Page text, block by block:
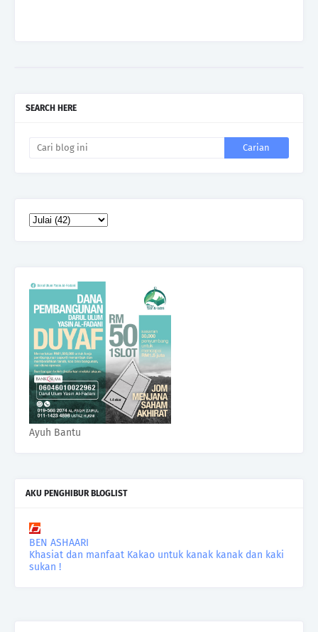
SEARCH HERE
Ayuh Bantu
AKU PENGHIBUR BLOGLIST
BEN ASHAARI
Khasiat dan manfaat Kakao untuk kanak kanak dan kaki
sukan !